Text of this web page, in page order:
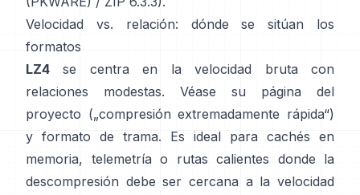
Velocidad vs. relación: dónde se sitúan los
formatos
LZ4 se centra en la velocidad bruta con
relaciones modestas. Véase su
página del
proyecto („compresión extremadamente rápida“)
y formato de trama. Es ideal para cachés en
memoria, telemetría o rutas calientes donde la
descompresión debe ser cercana a la velocidad